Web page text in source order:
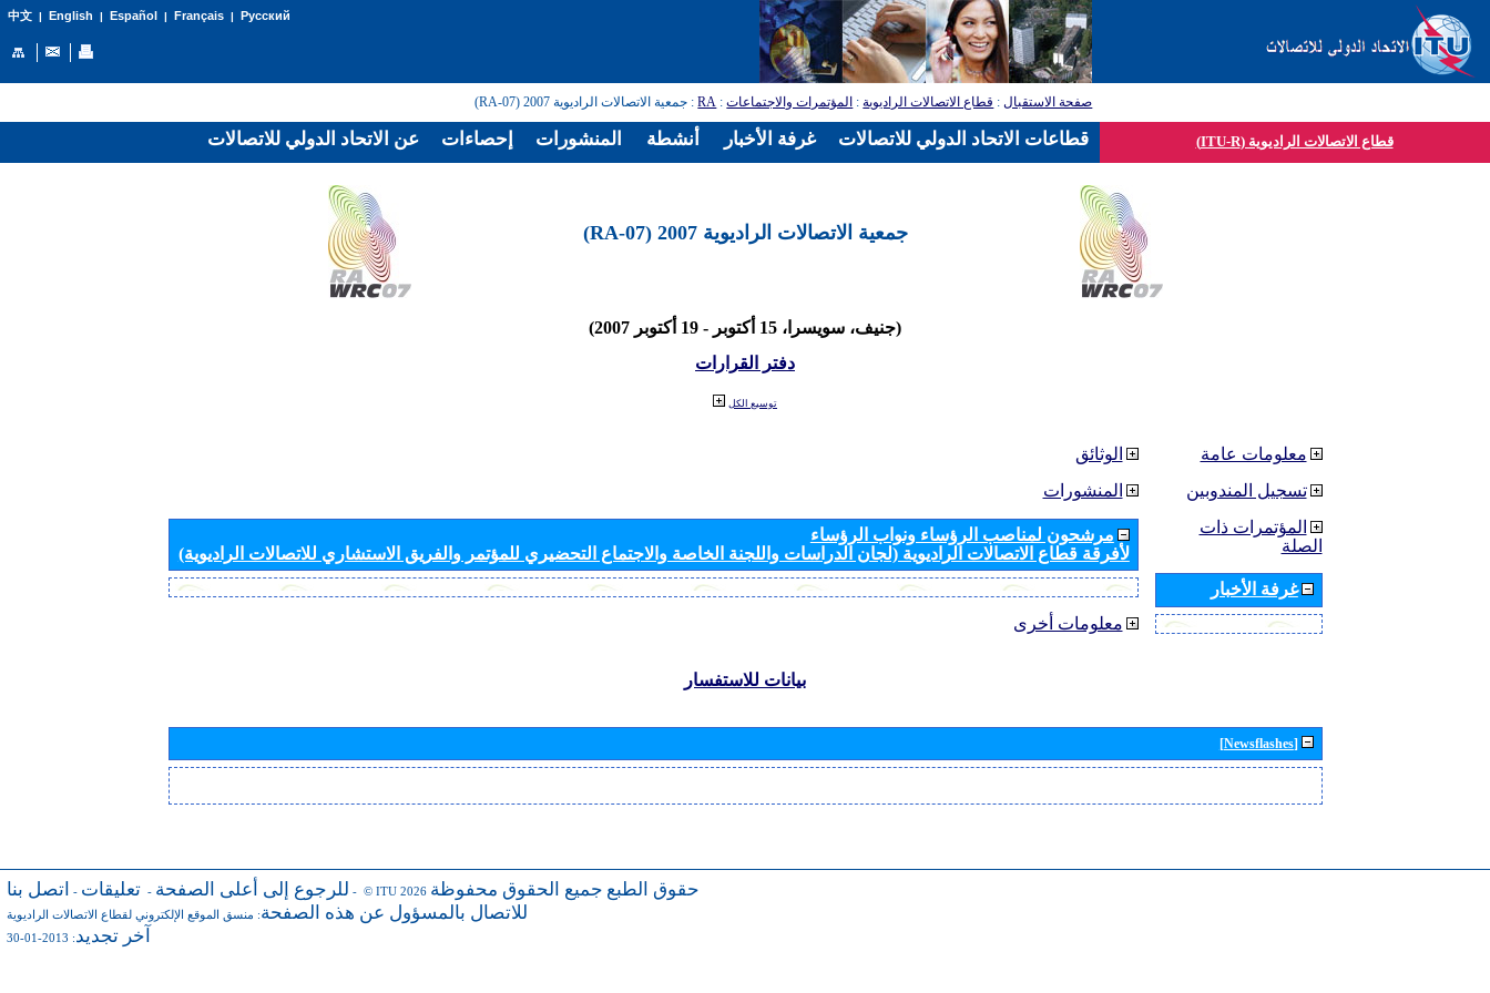
中文| English | Español | Français| Русский
صفحة الاستقبال: قطاع الاتصالات الراديوية: المؤتمرات والاجتماعات:
RA: جمعية الاتصالات الراديوية 2007 (RA-07)
قطاع الاتصالات الراديوية (ITU-R)
جمعية الاتصالات الراديوية 2007 (RA-07)
(جنيف، سويسرا، 15 أكتوبر - 19 أكتوبر 2007)
دفتر القرارات
توسيع الكل
الوثائق
المنشورات
مرشحون لمناصب الرؤساء ونواب الرؤساء
لأفرقة قطاع الاتصالات الراديوية (لجان الدراسات واللجنة الخاصة والاجتماع التحضيري للمؤتمر والفريق الاستشاري للاتصالات الراديوية)
معلومات أخرى
معلومات عامة
تسجيل المندوبين
المؤتمرات ذات
الصلة
غرفة الأخبار
بيانات للاستفسار
[Newsflashes]
للرجوع إلى أعلى الصفحة - تعليقات - اتصل بنا - © ITU 2026 حقوق الطبع جميع الحقوق محفوظة
للاتصال بالمسؤول عن هذه الصفحة: منسق الموقع الإلكتروني لقطاع الاتصالات الراديوية
آخر تجديد: 2013-01-30
عن الاتحاد الدولي للاتصالات إحصاءات المنشورات أنشطة غرفة الأخبار قطاعات الاتحاد الدولي للاتصالات